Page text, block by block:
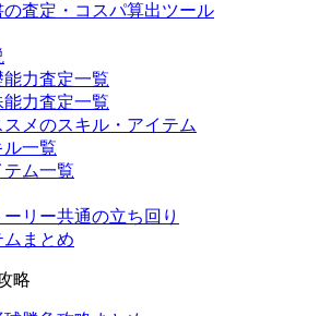
査定・コスパ算出ツール
力査定一覧
力査定一覧
メのスキル・アイテム
一覧
ム一覧
リー共通の立ち回り
まとめ
略